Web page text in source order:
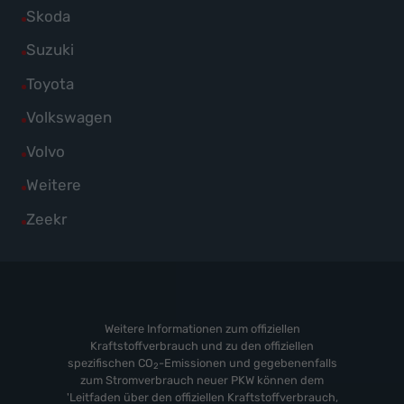
anzeigen
Renault
anzeigen
Fahrzeuge
SEAT
anzeigen
Skoda
Alle
Fahrzeuge
Skoda
anzeigen
Suzuki
Alle
Fahrzeuge
Suzuki
anzeigen
Toyota
Alle
Fahrzeuge
Toyota
anzeigen
Volkswagen
Alle
Fahrzeuge
Volkswagen
anzeigen
Volvo
Alle
Fahrzeuge
Volvo
Weitere
Alle
Fahrzeuge
Zeekr
Alle
Weitere Informationen zum offiziellen
Kraftstoffverbrauch und zu den offiziellen
spezifischen CO2-Emissionen und gegebenenfalls
zum Stromverbrauch neuer PKW können dem
'Leitfaden über den offiziellen Kraftstoffverbrauch,